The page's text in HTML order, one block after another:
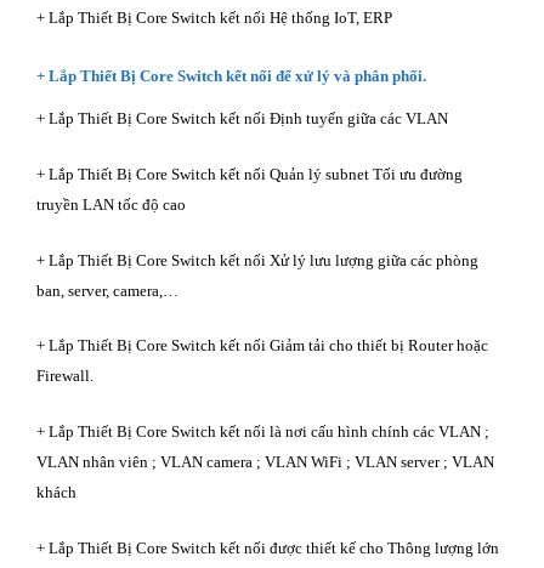
+ Lắp Thiết Bị Core Switch kết nối Hệ thống IoT, ERP
+ Lắp Thiết Bị Core Switch kết nối để xử lý và phân phối.
+ Lắp Thiết Bị Core Switch kết nối Định tuyến giữa các VLAN
+ Lắp Thiết Bị Core Switch kết nối Quản lý subnet Tối ưu đường
truyền LAN tốc độ cao
+ Lắp Thiết Bị Core Switch kết nối Xử lý lưu lượng giữa các phòng
ban, server, camera,…
+ Lắp Thiết Bị Core Switch kết nối Giảm tải cho thiết bị Router hoặc
Firewall.
+ Lắp Thiết Bị Core Switch kết nối là nơi cấu hình chính các VLAN ;
VLAN nhân viên ; VLAN camera ; VLAN WiFi ; VLAN server ; VLAN
khách
+ Lắp Thiết Bị Core Switch kết nối được thiết kế cho Thông lượng lớn